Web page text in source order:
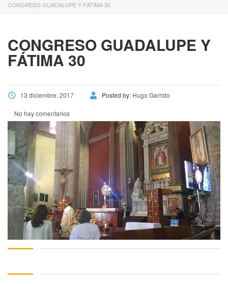
CONGRESO GUADALUPE Y FÁTIMA 30
CONGRESO GUADALUPE Y
FÁTIMA 30
13 diciembre, 2017 Posted by: Hugo Garrido
No hay comentarios